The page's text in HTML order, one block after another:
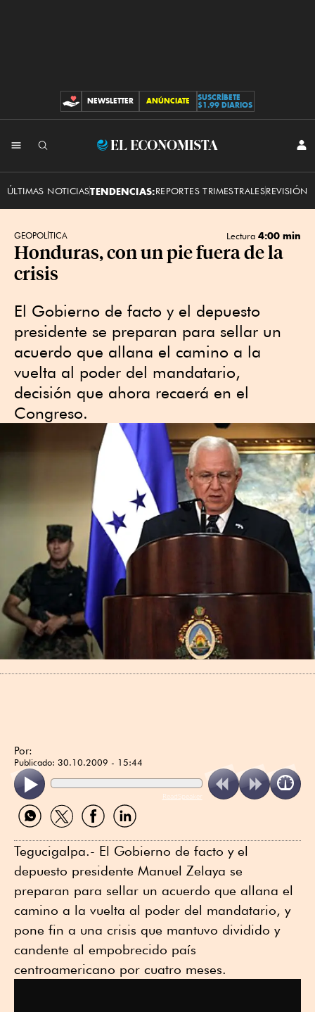
CONTRIBUCIONES
NEWSLETTER ANÚNCIATE
SUSCRÍBETE
$1.99 DIARIOS
El
ÚLTIMAS NOTICIASTENDENCIAS:REPORTES TRIMESTRALESREVISIÓN
GEOPOLÍTICA Lectura 4:00 min
Honduras, con un pie fuera de la
crisis
El Gobierno de facto y el depuesto
presidente se preparan para sellar un
acuerdo que allana el camino a la
vuelta al poder del mandatario,
decisión que ahora recaerá en el
Congreso.
Por:
Publicado: 30.10.2009 - 15:44
ReadSpeaker
Compartir
por
Compartir
por
Compartir
por
Compartir
por
Tegucigalpa.- El Gobierno de facto y el
depuesto presidente Manuel Zelaya se
preparan para sellar un acuerdo que allana el
camino a la vuelta al poder del mandatario, y
pone fin a una crisis que mantuvo dividido y
candente al empobrecido país
centroamericano por cuatro meses.